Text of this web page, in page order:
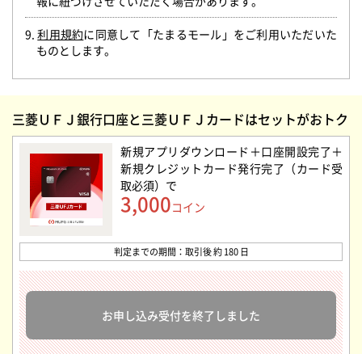
9.利用規約に同意して「たまるモール」をご利用いただいた
ものとします。
三菱ＵＦＪ銀行口座と三菱ＵＦＪカードはセットがおトク
新規アプリダウンロード＋口座開設完了＋
新規クレジットカード発行完了（カード受
取必須） で
3,000コイン
判定までの期間：取引後 約 180 日
お申し込み受付を終了しました